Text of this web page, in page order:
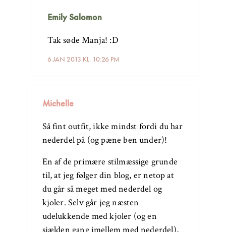
Emily Salomon
6 JAN 2013 KL. 10:26 PM
Tak søde Manja! :D
Michelle
Så fint outfit, ikke mindst fordi du har
nederdel på (og pæne ben under)!
En af de primære stilmæssige grunde
til, at jeg følger din blog, er netop at
du går så meget med nederdel og
kjoler. Selv går jeg næsten
udelukkende med kjoler (og en
sjælden gang imellem med nederdel),